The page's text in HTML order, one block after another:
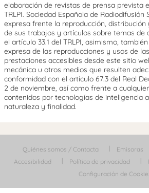
elaboración de revistas de prensa prevista
TRLPI. Sociedad Española de Radiodifusión
expresa frente la reproducción,
de sus trabajos y artículos sobre temas de
el artículo 33.1 del TRLPI, asimismo,
expresa de las reproducciones y usos de
prestaciones accesibles desde este sitio
mecánica u otros medios que resulten
conformidad con el artículo 67.3 del Real
2 de noviembre, así como frente a
contenidos por tecnologías de inteligencia
naturaleza y finalidad.
Quiénes somos / Contacta Emisoras
Accesibilidad
Política de privacidad
Configuración de